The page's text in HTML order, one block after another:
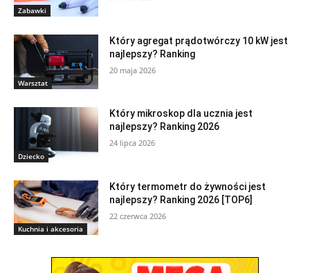
Zabawki
Warsztat
Który agregat prądotwórczy 10 kW jest
najlepszy? Ranking
20 maja 2026
Dziecko
Który mikroskop dla ucznia jest
najlepszy? Ranking 2026
24 lipca 2026
Kuchnia i akcesoria
Który termometr do żywności jest
najlepszy? Ranking 2026 [TOP6]
22 czerwca 2026